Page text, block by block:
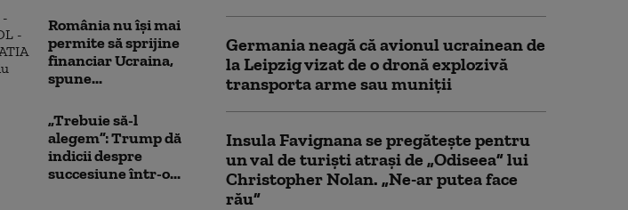
România nu își mai
permite să sprijine
financiar Ucraina,
spune...
„Trebuie să-l
alegem”: Trump dă
indicii despre
succesiune într-o...
Germania neagă că avionul ucrainean de
la Leipzig vizat de o dronă explozivă
transporta arme sau muniţii
Insula Favignana se pregăteşte pentru
un val de turişti atraşi de „Odiseea” lui
Christopher Nolan. „Ne-ar putea face
rău”